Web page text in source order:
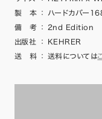
製 本
：
ハードカバー
備 考
：
2nd Edition
出版社
：
KEHRER
送 料
： 送料については